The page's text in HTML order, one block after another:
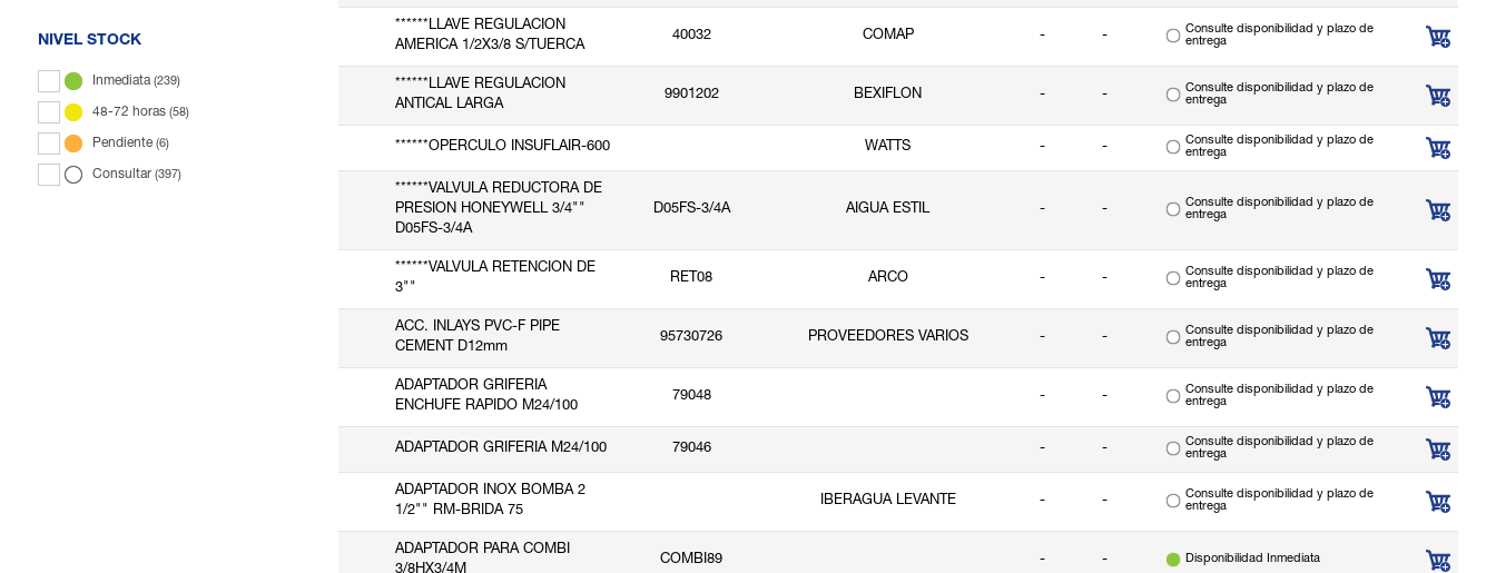
CALEFFI (20)
COMAP (16)
ESCODA (6)
ESTRADA (2)
NIVEL STOCK
Inmediata (239)
48-72 horas (58)
Pendiente (6)
Consultar (397)
******LLAVE REGULACION
AMERICA 1/2X3/8 S/TUERCA
40032 COMAP - -
Consulte disponibilidad y plazo de
entrega
******LLAVE REGULACION
ANTICAL LARGA
9901202 BEXIFLON - -
Consulte disponibilidad y plazo de
entrega
******OPERCULO INSUFLAIR-600 WATTS - -
Consulte disponibilidad y plazo de
entrega
******VALVULA REDUCTORA DE
PRESION HONEYWELL 3/4""
D05FS-3/4A
D05FS-3/4A AIGUA ESTIL - -
Consulte disponibilidad y plazo de
entrega
******VALVULA RETENCION DE
3""
RET08 ARCO - -
Consulte disponibilidad y plazo de
entrega
ACC. INLAYS PVC-F PIPE
CEMENT D12mm
95730726 PROVEEDORES VARIOS - -
Consulte disponibilidad y plazo de
entrega
ADAPTADOR GRIFERIA
ENCHUFE RAPIDO M24/100
79048 - -
Consulte disponibilidad y plazo de
entrega
ADAPTADOR GRIFERIA M24/100 79046 - -
Consulte disponibilidad y plazo de
entrega
ADAPTADOR INOX BOMBA 2
1/2"" RM-BRIDA 75
IBERAGUA LEVANTE - -
Consulte disponibilidad y plazo de
entrega
ADAPTADOR PARA COMBI
3/8HX3/4M
COMBI89 - - Disponibilidad Inmediata